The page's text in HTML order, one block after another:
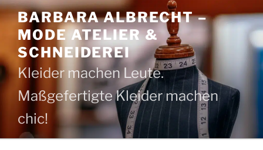
Zum
Inhalt
springen
BARBARA ALBRECHT –
MODE ATELIER &
SCHNEIDEREI
Kleider machen Leute.
Maßgefertigte Kleider machen
chic!